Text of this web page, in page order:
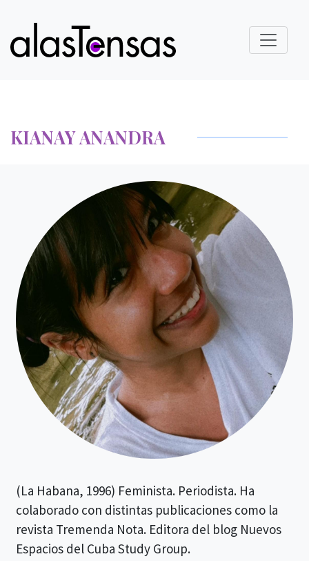
KIANAY ANANDRA
(La Habana, 1996) Feminista. Periodista. Ha
colaborado con distintas publicaciones como la
revista Tremenda Nota. Editora del blog Nuevos
Espacios del Cuba Study Group.